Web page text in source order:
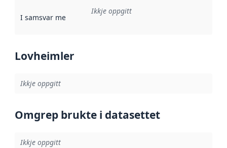
I samsvar med Referanse til ei implementeringsregel eller
Ikkje oppgitt
Lovheimler
Ikkje oppgitt
Omgrep brukte i datasettet
Ikkje oppgitt